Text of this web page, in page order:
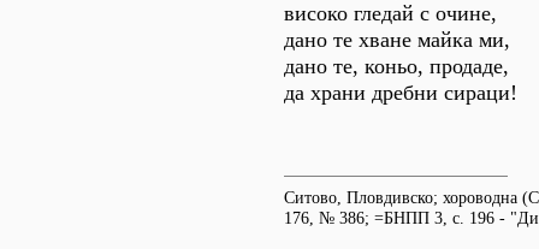
високо гледай с очине,
дано те хване майка ми,
дано те, коньо, продаде,
да храни дребни сираци!
Ситово, Пловдивско; хороводна
176, № 386; =БНПП 3, с. 196 -